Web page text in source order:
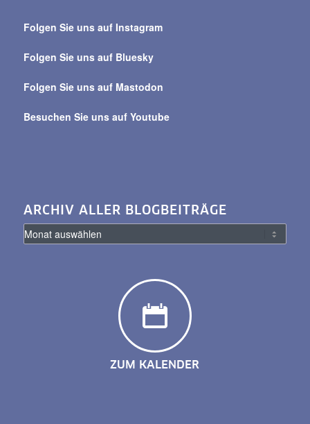
alle
Folgen Sie uns auf Instagram
Folgen Sie uns auf Bluesky
Folgen Sie uns auf Mastodon
Besuchen Sie uns auf Youtube
ARCHIV ALLER BLOGBEITRÄGE
ZUM KALENDER